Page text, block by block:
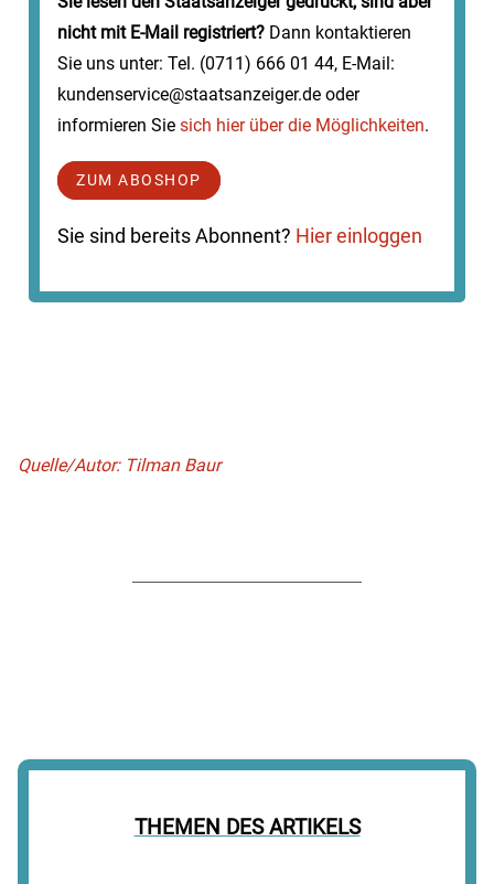
THEMEN DES ARTIKELS
nicht mit E-Mail registriert? Dann kontaktieren
Sie uns unter: Tel. (0711) 666 01 44, E-Mail:
kundenservice@staatsanzeiger.de oder
informieren Sie sich hier über die Möglichkeiten.
ZUM ABOSHOP
Sie sind bereits Abonnent? Hier einloggen
Quelle/Autor: Tilman Baur